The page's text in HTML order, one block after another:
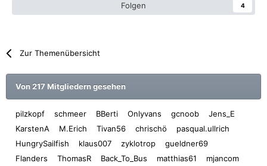
Folgen 4
Zur Themenübersicht
Von 217 Mitgliedern gesehen
pilzkopf schmeer BBerti Onlyvans gcnoob
Jens_E
KarstenA
M.Erich Tivan56 chrischö
pasqual.ullrich
HungrySailfish
klaus007 zyklotrop
gueldner69
Flanders
ThomasR Back_To_Bus matthias61
mjancom